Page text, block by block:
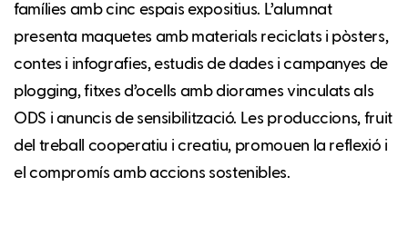
famílies amb cinc espais expositius. L’alumnat
presenta maquetes amb materials reciclats i pòsters,
contes i infografies, estudis de dades i campanyes de
plogging, fitxes d’ocells amb diorames vinculats als
ODS i anuncis de sensibilització. Les produccions, fruit
del treball cooperatiu i creatiu, promouen la reflexió i
el compromís amb accions sostenibles.